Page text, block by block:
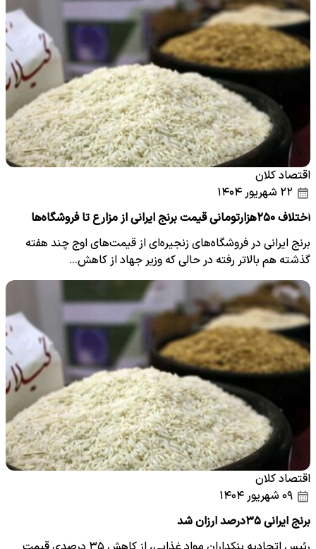
اقتصاد کلان
اختلاف ۲۵۰هزارتومانی قیمت برنج ایرانی از مزارع تا فروشگاه‌ها
برنج ایرانی در فروشگاه‌های زنجیره‌ای از قیمت‌های اوج چند هفته
گذشته هم بالاتر رفته در حالی که وزیر جهاد از کاهش…
اقتصاد کلان
برنج ایرانی ۳۵درصد ارزان شد